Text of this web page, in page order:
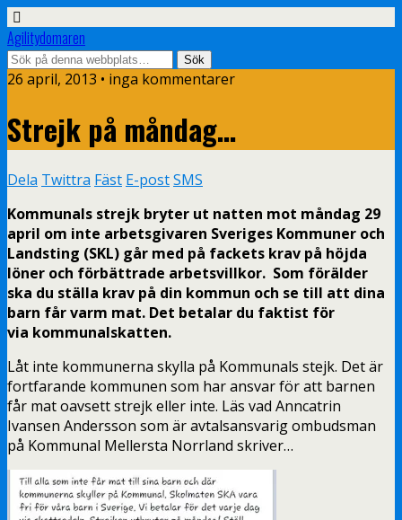
Agilitydomaren
26 april, 2013 • inga kommentarer
Strejk på måndag…
Dela Twittra Fäst E-postSMS
Kommunals strejk bryter ut natten mot måndag 29
april om inte arbetsgivaren Sveriges Kommuner och
Landsting (SKL) går med på fackets krav på höjda
löner och förbättrade arbetsvillkor. Som förälder
ska du ställa krav på din kommun och se till att dina
barn får varm mat. Det betalar du faktist för
via kommunalskatten.
Låt inte kommunerna skylla på Kommunals stejk. Det är
fortfarande kommunen som har ansvar för att barnen
får mat oavsett strejk eller inte. Läs vad Anncatrin
Ivansen Andersson som är avtalsansvarig ombudsman
på Kommunal Mellersta Norrland skriver…